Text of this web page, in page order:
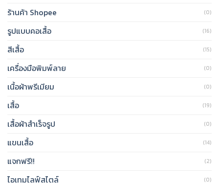
ร้านค้า Shopee (0)
รูปแบบคอเสื้อ (16)
สีเสื้อ (15)
เครื่องมือพิมพ์ลาย (0)
เนื้อผ้าพรีเมียม (0)
เสื้อ (19)
เสื้อผ้าสำเร็จรูป (0)
แขนเสื้อ (14)
แจกฟรี!! (2)
ไอเทมไลฟ์สไตล์ (0)